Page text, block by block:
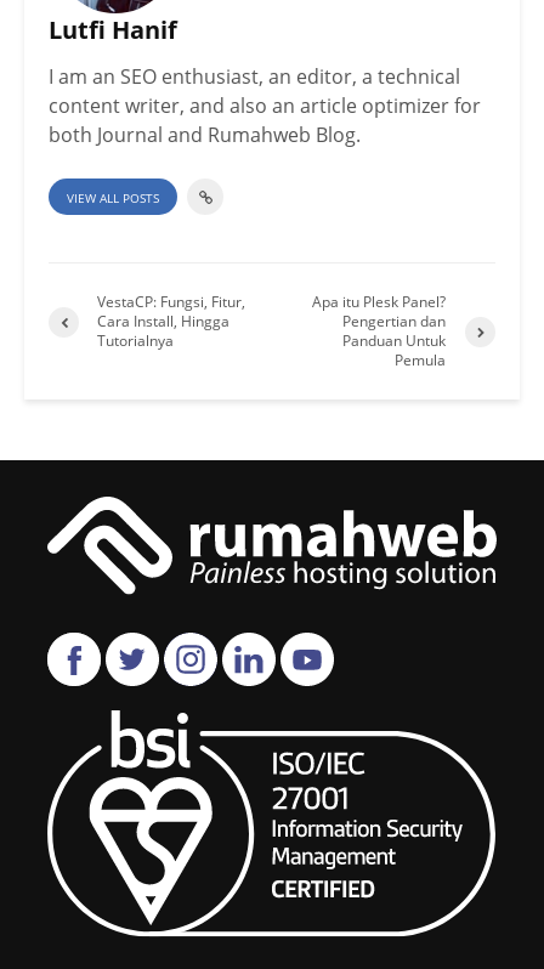
Lutfi Hanif
I am an SEO enthusiast, an editor, a technical
content writer, and also an article optimizer for
both Journal and Rumahweb Blog.
VIEW ALL POSTS
VestaCP: Fungsi, Fitur,
Cara Install, Hingga
Tutorialnya
Apa itu Plesk Panel?
Pengertian dan
Panduan Untuk
Pemula